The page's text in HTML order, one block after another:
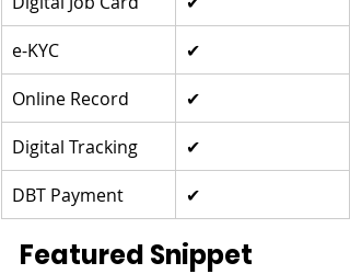
e-KYC
✔
Online Record
✔
Digital Tracking
✔
DBT Payment
✔
Featured Snippet